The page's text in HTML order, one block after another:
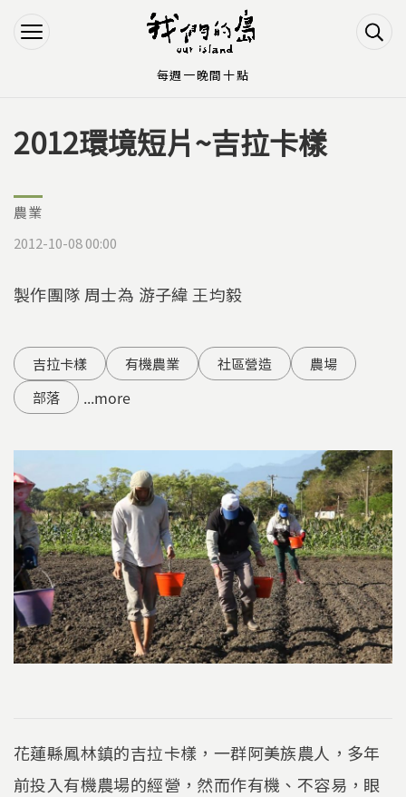
Jump to Navigation
Jump to Main content
您在這裡
2012環境短片~吉拉卡樣
農業
2012-10-08 00:00
製作團隊 周士為 游子緯 王均毅
吉拉卡樣 有機農業 社區營造
農場
部落
...more
花蓮縣鳳林鎮的吉拉卡樣，一群阿美族農人，多年
前投入有機農場的經營，然而作有機、不容易，眼
每週一晚間十點